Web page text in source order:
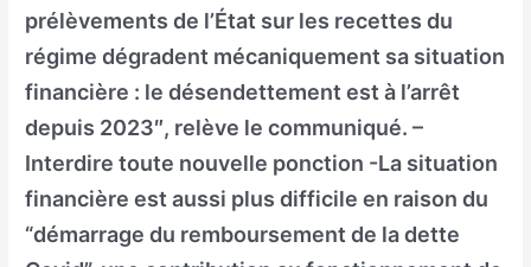
prélèvements de l’État sur les recettes du
régime dégradent mécaniquement sa situation
financière : le désendettement est à l’arrêt
depuis 2023″, relève le communiqué. –
Interdire toute nouvelle ponction -La situation
financière est aussi plus difficile en raison du
“démarrage du remboursement de la dette